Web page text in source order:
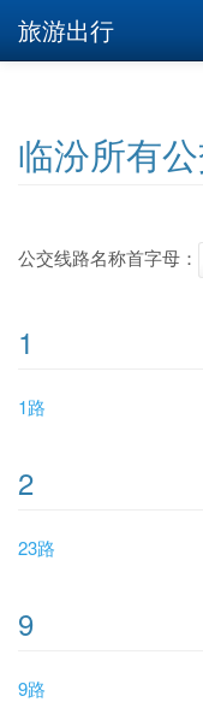
旅游出行
临汾所有
公交线路名称首字母：
1
1路
2
23路
9
9路